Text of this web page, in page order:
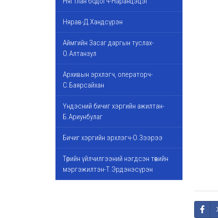
Нярав-Д.Хандсүрэн
Аймгийн Засаг даргын туслах-
О.Алтанзул
Архивын эрхлэгч, операторч-
С.Баярсайхан
Үндэсний бичиг хэргийн ажилтан-
Б.Ариунбулаг
Бичиг хэргийн эрхлэгч-О.Зээрээ
Төрийн үйлчилгээний нэгдсэн төвийн
мэргэжилтэн-Т.Эрдэнэсүрэн